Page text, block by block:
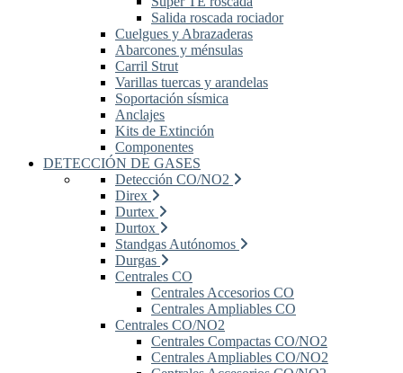
Salida roscada rociador
Cuelgues y Abrazaderas
Abarcones y ménsulas
Carril Strut
Varillas tuercas y arandelas
Soportación sísmica
Anclajes
Kits de Extinción
Componentes
DETECCIÓN DE GASES
Detección CO/NO2
Direx
Durtex
Durtox
Standgas Autónomos
Durgas
Centrales CO
Centrales Accesorios CO
Centrales Ampliables CO
Centrales CO/NO2
Centrales Compactas CO/NO2
Centrales Ampliables CO/NO2